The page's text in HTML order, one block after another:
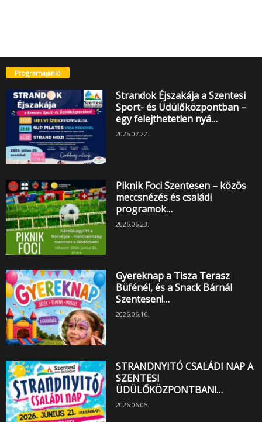
Programajánló
Strandok Éjszakája a Szentesi
Sport- és Üdülőközpontban –
egy felejthetetlen nyá…
2026.07.22.
Piknik Foci Szentesen – közös
meccsnézés és családi
programok…
2026.06.23.
Gyereknap a Tisza Terasz
Büfénél, és a Snack Bárnál
Szentesen!…
2026.06.16.
STRANDNYITÓ CSALÁDI NAP A
SZENTESI
ÜDÜLŐKÖZPONTBAN!…
2026.06.05.